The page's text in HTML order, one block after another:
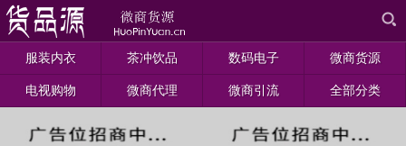
服装内衣 茶冲饮品 数码电子 微商货源
电视购物 微商代理 微商引流 全部分类